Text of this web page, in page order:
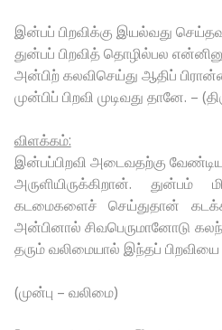
இன்பப் பிறவிக்கு இயல்வது
துன்பப் பிறவித் தொழில்பல
அன்பிற் கலவிசெய்து ஆதிப்
முன்பிப் பிறவி முடிவது தானே. –
விளக்கம்:
இன்பப்பிறவி அடைவதற்கு
அருளியிருக்கிறான். துன்பம்
கடமைகளைச் செய்துதான் கடக்க
அன்பினால் சிவபெருமானோடு
தரும் வலிமையால் இந்தப்
(முன்பு – வலிமை)